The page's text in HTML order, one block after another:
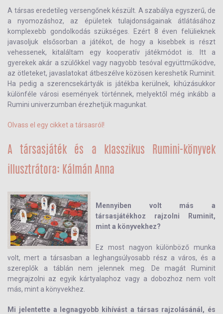
A társas eredetileg versengőnek készült. A szabálya egyszerű, de
a nyomozáshoz, az épületek tulajdonságainak átlátásához
komplexebb gondolkodás szükséges. Ezért 8 éven felülieknek
javasoljuk elsősorban a játékot, de hogy a kisebbek is részt
vehessenek, kitaláltam egy kooperatív játékmódot is. Itt a
gyerekek akár a szülőkkel vagy nagyobb tesóval együttműködve,
az ötleteket, javaslatokat átbeszélve közösen kereshetik Ruminit.
Ha pedig a szerencsekártyák is játékba kerülnek, kihúzásukkor
különféle városi események történnek, melyektől még inkább a
Rumini univerzumban érezhetjük magunkat.
Olvass el egy cikket a társasról!
A társasjáték és a klasszikus Rumini-könyvek
illusztrátora: Kálmán Anna
Mennyiben volt más a
társasjátékhoz rajzolni Ruminit,
mint a könyvekhez?
Ez most nagyon különböző munka
volt, mert a társasban a leghangsúlyosabb rész a város, és a
szereplők a táblán nem jelennek meg. De magát Ruminit
megrajzolni az egyik kártyalaphoz vagy a dobozhoz nem volt
más, mint a könyvekhez.
Mi jelentette a legnagyobb kihívást a társas rajzolásánál, és